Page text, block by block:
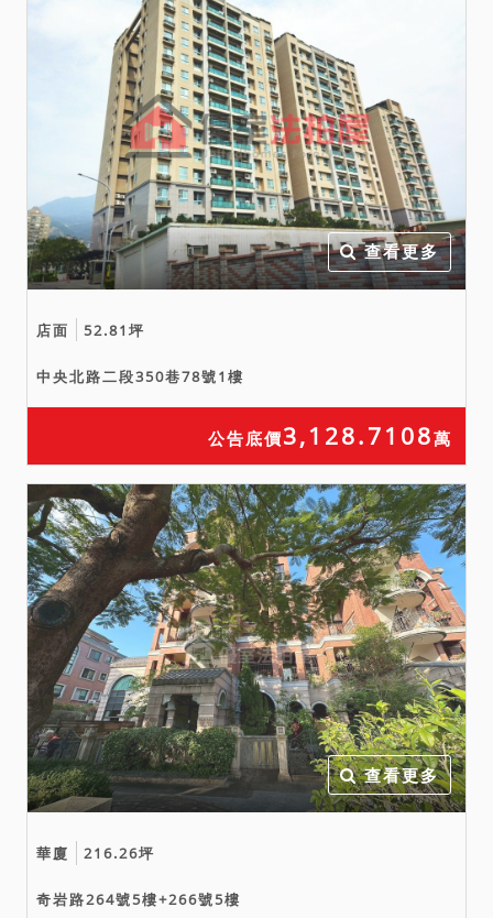
查看更多
店面 52.81坪
中央北路二段350巷78號1樓
公告底價3,128.7108萬
查看更多
華廈 216.26坪
奇岩路264號5樓+266號5樓